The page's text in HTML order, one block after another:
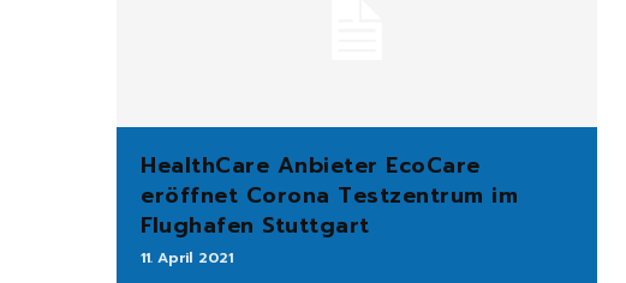
HealthCare Anbieter EcoCare
eröffnet Corona Testzentrum im
Flughafen Stuttgart
11. April 2021